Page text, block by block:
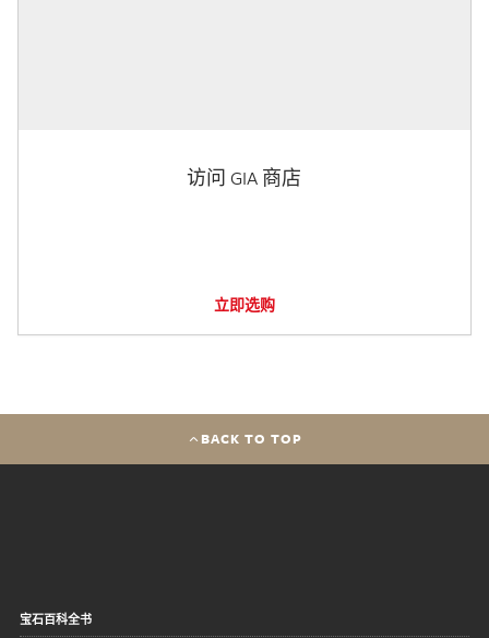
访问 GIA 商店
立即选购
BACK TO TOP
宝石百科全书